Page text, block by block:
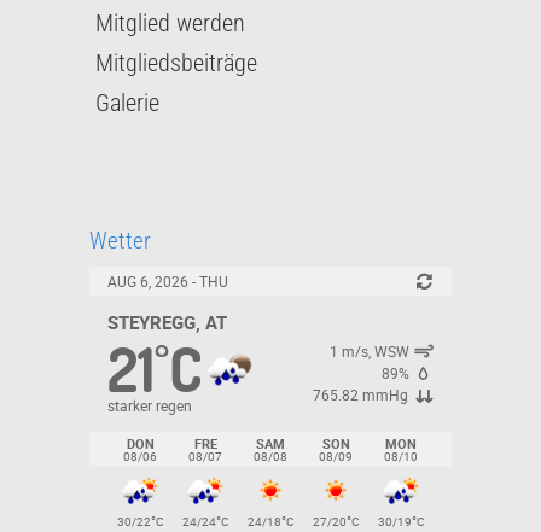
Mitglied werden
Mitgliedsbeiträge
Galerie
Wetter
AUG 6, 2026 - THU
STEYREGG, AT
21°C
starker regen
1 m/s, WSW
89%
765.82 mmHg
DON
08/06
FRE
08/07
SAM
08/08
SON
08/09
MON
08/10
30/22°C 24/24°C 24/18°C 27/20°C 30/19°C